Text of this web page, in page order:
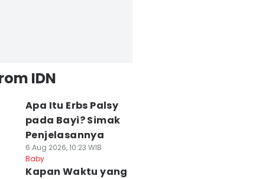
IDN
Apa Itu Erbs Palsy
pada Bayi? Simak
Penjelasannya
6 Aug 2026, 10:23 WIB
Baby
⁠Kapan Waktu yang